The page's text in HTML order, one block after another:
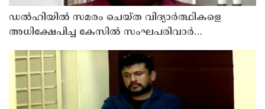
ഡൽഹിയിൽ സമരം ചെയ്ത വിദ്യാർത്ഥികളെ
അധിക്ഷേപിച്ച കേസില്‍ സംഘപരിവാർ